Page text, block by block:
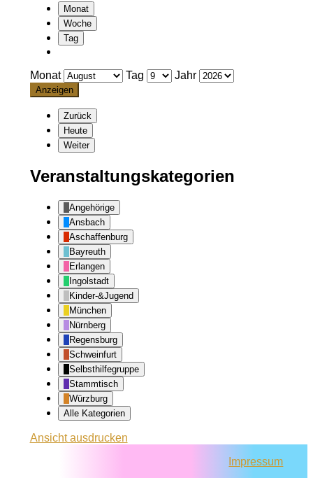
Monat
Woche
Tag
Monat Tag Jahr
Zurück
Heute
Weiter
Veranstaltungskategorien
Angehörige
Ansbach
Aschaffenburg
Bayreuth
Erlangen
Ingolstadt
Kinder-&Jugend
München
Nürnberg
Regensburg
Schweinfurt
Selbsthilfegruppe
Stammtisch
Würzburg
Alle Kategorien
Ansichtausdrucken
Impressum